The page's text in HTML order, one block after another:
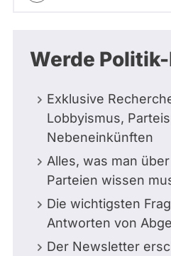
Werde
Exklusive
Lobbyismus,
Nebeneinkünften
Alles, was man
Parteien wissen
Die wichtigsten
Antworten von
Der Newsletter